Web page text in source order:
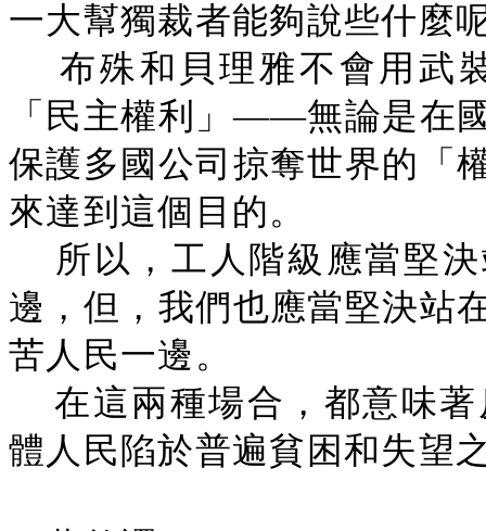
一大幫獨裁者能夠說些什麼
布殊和貝理雅不會用武
「民主權利」——無論是在
保護多國公司掠奪世界的「
來達到這個目的。
所以，工人階級應當堅
邊，但，我們也應當堅決站
苦人民一邊。
在這兩種場合，都意味
體人民陷於普遍貧困和失望